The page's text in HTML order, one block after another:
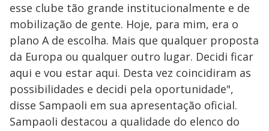
esse clube tão grande institucionalmente e de
mobilização de gente. Hoje, para mim, era o
plano A de escolha. Mais que qualquer proposta
da Europa ou qualquer outro lugar. Decidi ficar
aqui e vou estar aqui. Desta vez coincidiram as
possibilidades e decidi pela oportunidade",
disse Sampaoli em sua apresentação oficial.
Sampaoli destacou a qualidade do elenco do